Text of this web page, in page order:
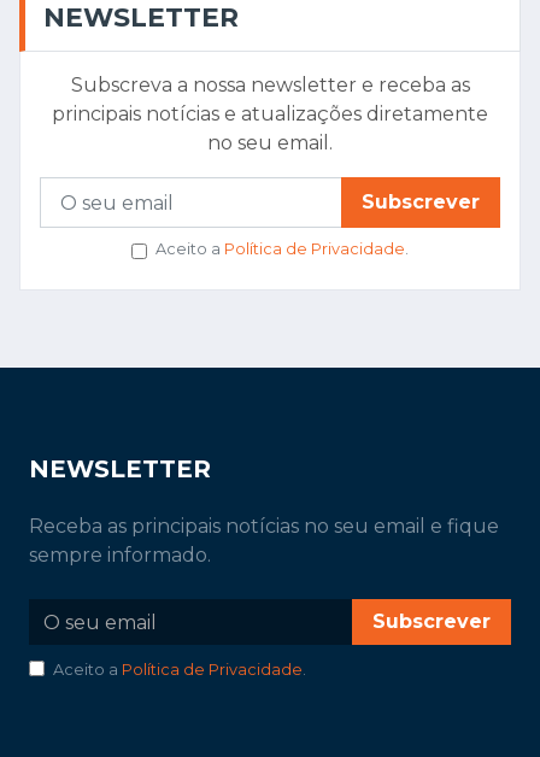
NEWSLETTER
Subscreva a nossa newsletter e receba as
principais notícias e atualizações diretamente
no seu email.
Subscrever
Aceito a Política de Privacidade.
NEWSLETTER
Receba as principais notícias no seu email e fique
sempre informado.
Subscrever
Aceito a Política de Privacidade.